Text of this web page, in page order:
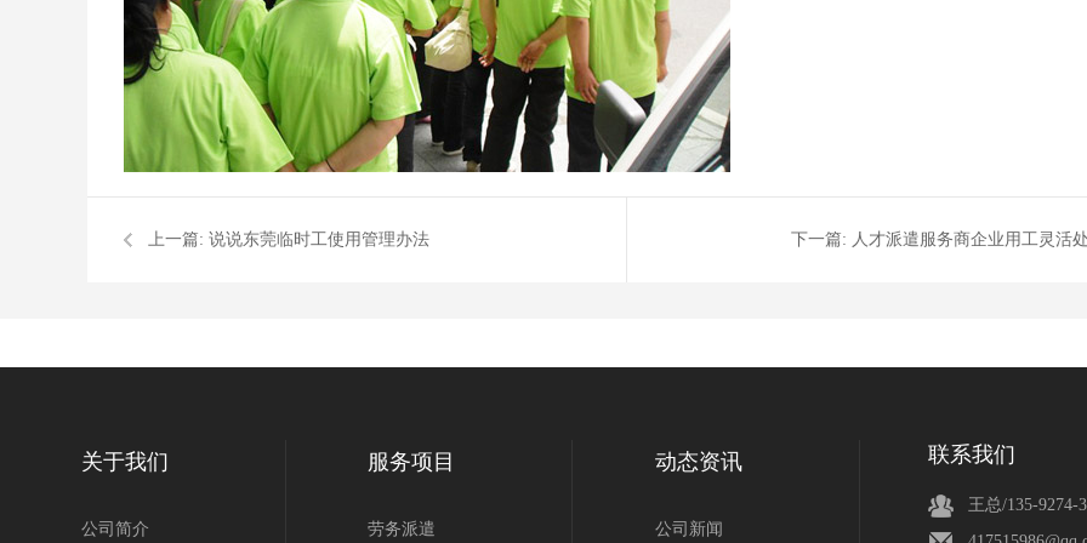
上一篇: 说说东莞临时工使用管理办法 下一篇: 人才派遣服务商企业用工灵活
关于我们
公司简介
服务项目
劳务派遣
动态资讯
公司新闻
联系我们
王总/135-9274-